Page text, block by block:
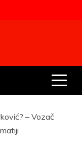
– Vozač